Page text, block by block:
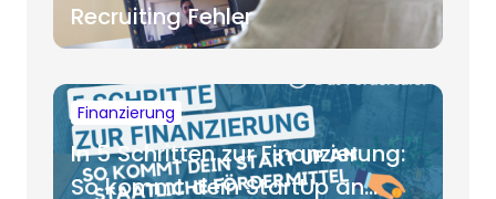
Recruiting Fehler
Finanzierung
In 5 Schritten zur Finanzierung:
So kommt dein StartUp an